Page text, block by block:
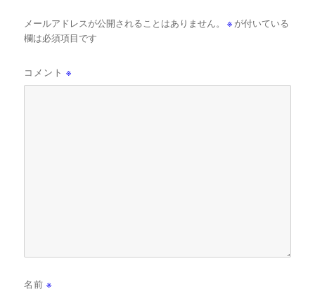
メールアドレスが公開されることはありません。 ※ が付いている
欄は必須項目です
コメント※
名前※